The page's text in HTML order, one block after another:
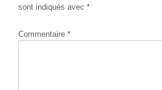
sont indiqués avec *
Commentaire *